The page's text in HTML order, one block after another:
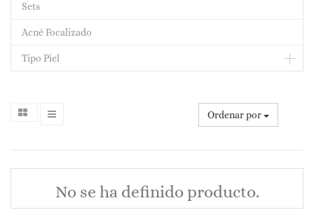
Sets
Acné Focalizado
Tipo Piel
Ordenar por
No se ha definido producto.